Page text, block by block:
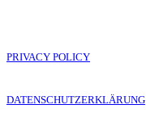
PRIVACY POLICY
DATENSCHUTZERKLÄRUNG